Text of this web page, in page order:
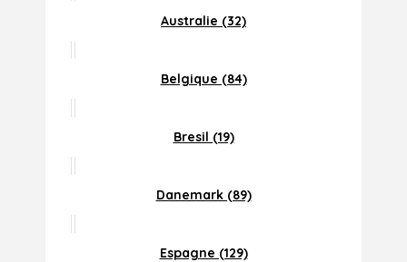
Australie (32)
Belgique (84)
Bresil (19)
Danemark (89)
Espagne (129)